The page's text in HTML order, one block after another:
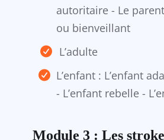
autoritaire - Le
ou bienveillant
L’adulte
L’enfant : L’enfant
- L’enfant rebelle -
Module 3 : Les